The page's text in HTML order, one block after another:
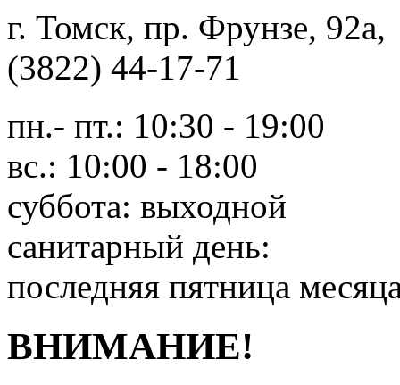
г. Томск, пр. Фрунзе,
(3822) 44-17-71
пн.- пт.: 10:30 - 19:00
вс.: 10:00 - 18:00
суббота: выходной
санитарный день:
последняя пятница
ВНИМАНИЕ!